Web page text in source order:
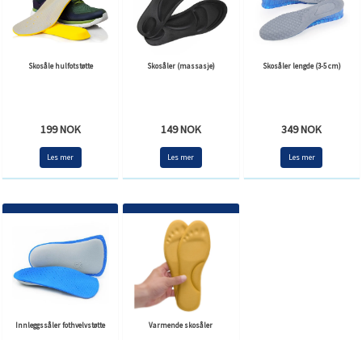
Skosåle hulfotstøtte
199 NOK
Les mer
Skosåler (massasje)
149 NOK
Les mer
Skosåler lengde (3-5 cm)
349 NOK
Les mer
Innleggssåler fothvelvstøtte Varmende skosåler